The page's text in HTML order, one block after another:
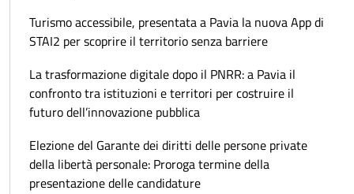
Turismo accessibile, presentata a Pavia la nuova App di
STAI2 per scoprire il territorio senza barriere
La trasformazione digitale dopo il PNRR: a Pavia il
confronto tra istituzioni e territori per costruire il
futuro dell’innovazione pubblica
Elezione del Garante dei diritti delle persone private
della libertà personale: Proroga termine della
presentazione delle candidature